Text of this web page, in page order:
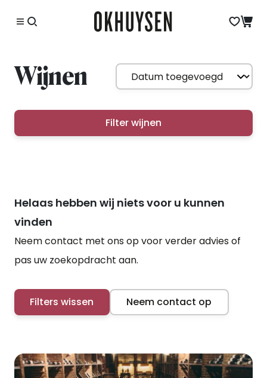
Wijnen
Filter wijnen
Helaas hebben wij niets voor u kunnen
vinden
Neem contact met ons op voor verder advies of
pas uw zoekopdracht aan.
Filters wissen Neem contact op